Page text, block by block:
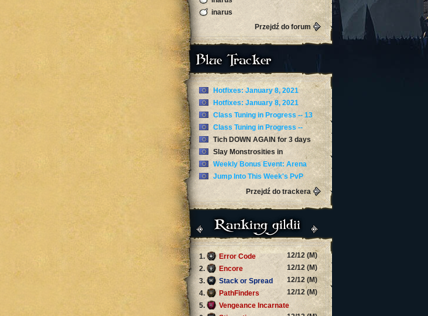
inarus
Przejdź do forum
Blue Tracker
Hotfixes: January 8, 2021
Hotfixes: January 8, 2021
Class Tuning in Progress -- 13
JanuaryClass Tuning in Progress --
January 12
Tich DOWN AGAIN for 3 days
now Slay Monstrosities in
Torghast’s Twisting Corridors
Weekly Bonus Event: Arena
Skirmishes
Jump Into This Week's PvP
Przejdź do trackera
Ranking gildii
1. Error Code
12/12 (M)
2.
Encore
12/12 (M)
3.
Stack or Spread
12/12 (M)
4.
PathFinders
12/12 (M)
5.
Vengeance Incarnate
12/12 (M)